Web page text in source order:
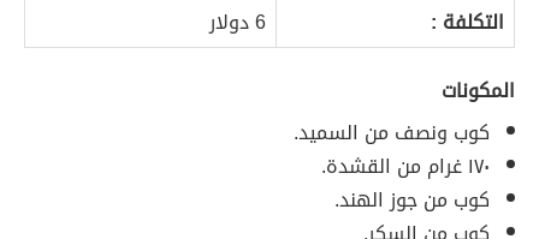
التكلفة :
6 دولار
المكونات
كوب ونصف من السميد.
١٧٠ غرام من القشدة.
كوب من جوز الهند.